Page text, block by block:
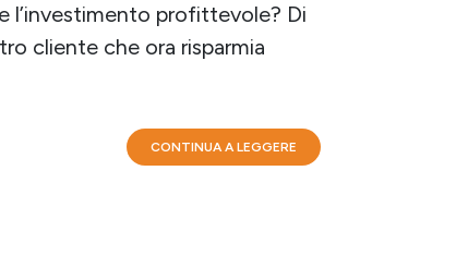
l’investimento profittevole? Di
cliente che ora risparmia
CONTINUA A LEGGERE